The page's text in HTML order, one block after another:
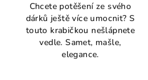
Chcete potěšení ze svého
dárků ještě více umocnit? S
touto krabičkou nešlápnete
vedle. Samet, mašle,
elegance.